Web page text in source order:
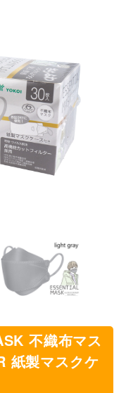
不織布マス
紙製マスクケ